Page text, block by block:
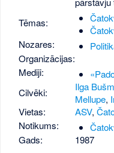
Tēmas:
Nozares:
Organizācijas:
Mediji:
Cilvēki:
Ilga
Mellupe,
Vietas:
ASV,
Notikums:
Gads:
1987